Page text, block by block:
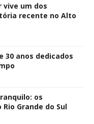
um dos
recente no Alto
30 anos dedicados
os
Grande do Sul